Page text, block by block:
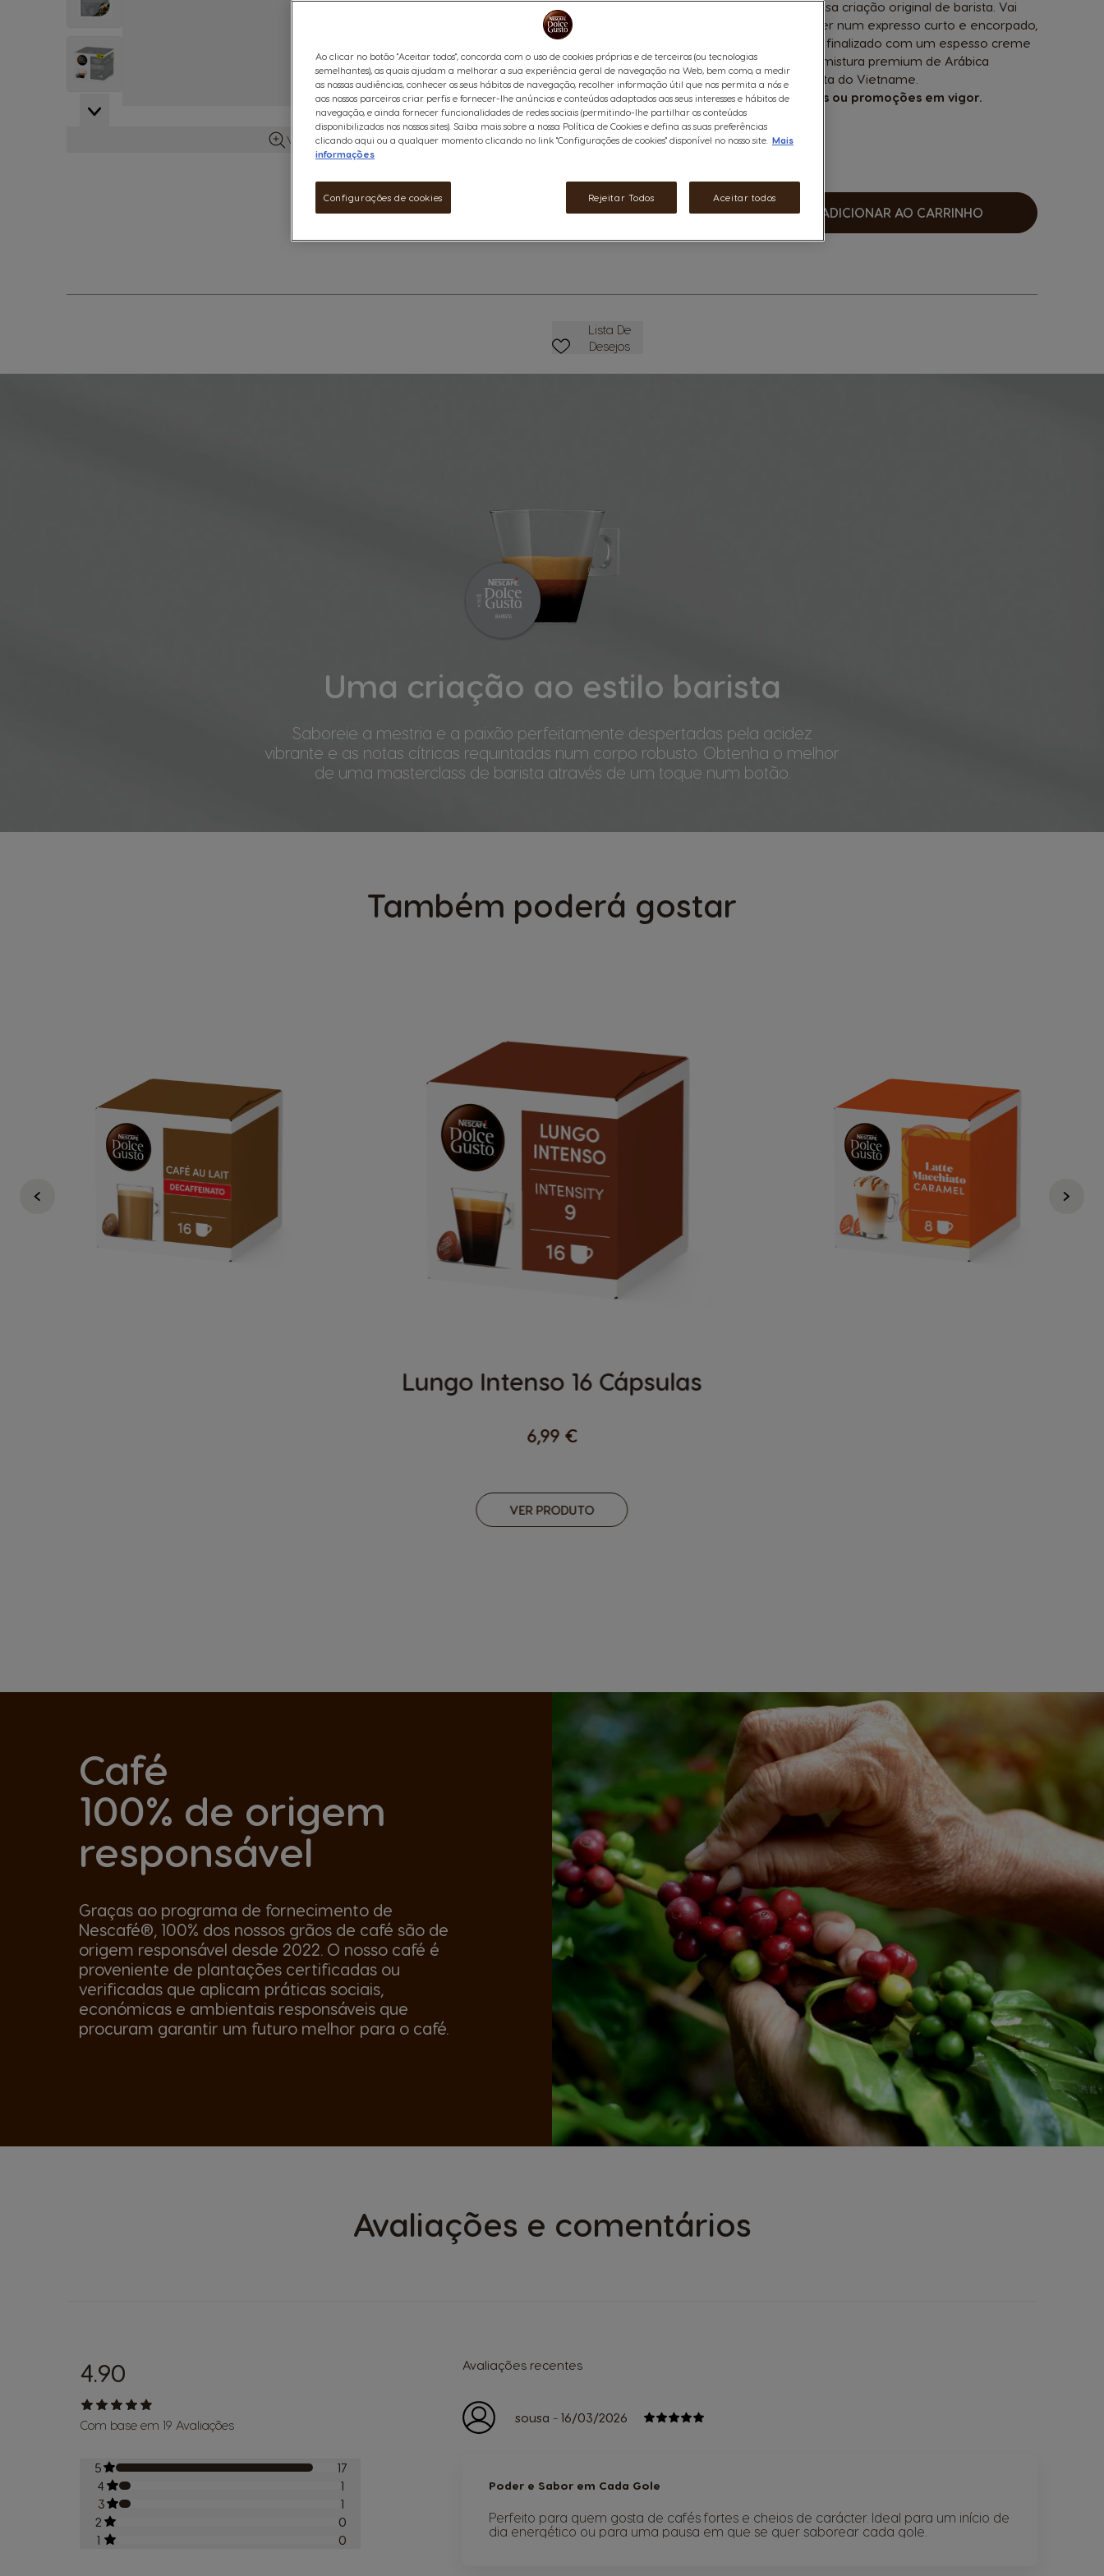
View larger image
View larger image
Ver mais informações
Sente-se confortavelmente e desfrute da nossa criação original de barista. Vai
adorar a combinação de intensidade e carácter num expresso curto e encorpado,
revelado pela suave acidez de notas cítricas e finalizado com um espesso creme
dourado e aveludado. Criado a partir de uma mistura premium de Arábica
essencialmente do Brasil e da Etiópia, e Robusta do Vietname.
*Este produto não acumula com campanhas ou promoções em vigor.
Ver ingredientes
ADICIONAR AO CARRINHO
Favoritos
Lista De
Desejos
Uma criação ao estilo barista
Saboreie a mestria e a paixão perfeitamente despertadas pela acidez
vibrante e as notas cítricas requintadas num corpo robusto. Obtenha o melhor
de uma masterclass de barista através de um toque num botão.
Também poderá gostar
Lungo Intenso 16 Cápsulas
6,99 €
VER PRODUTO
Café
100% de origem
responsável
Graças ao programa de fornecimento de
Nescafé®, 100% dos nossos grãos de café são de
origem responsável desde 2022. O nosso café é
proveniente de plantações certificadas ou
verificadas que aplicam práticas sociais,
económicas e ambientais responsáveis que
procuram garantir um futuro melhor para o café.
Avaliações e comentários
4.90
Com base em 19 Avaliações
5
17
4
1
3
1
2
0
1
0
Avaliações recentes
sousa - 16/03/2026
Poder e Sabor em Cada Gole
Perfeito para quem gosta de cafés fortes e cheios de carácter. Ideal para um início de
dia energético ou para uma pausa em que se quer saborear cada gole.
Ao clicar no botão "Aceitar todos", concorda com o uso de cookies próprias e de terceiros (ou tecnologias
semelhantes), as quais ajudam a melhorar a sua experiência geral de navegação na Web, bem como, a medir
as nossas audiências, conhecer os seus hábitos de navegação, recolher informação útil que nos permita a nós e
aos nossos parceiros criar perfis e fornecer-lhe anúncios e conteúdos adaptados aos seus interesses e hábitos de
navegação, e ainda fornecer funcionalidades de redes sociais (permitindo-lhe partilhar os conteúdos
disponibilizados nos nossos sites). Saiba mais sobre a nossa Política de Cookies e defina as suas preferências
clicando aqui ou a qualquer momento clicando no link "Configurações de cookies" disponível no nosso site. Mais
informações
Rejeitar Todos Aceitar todos
Configurações de cookies